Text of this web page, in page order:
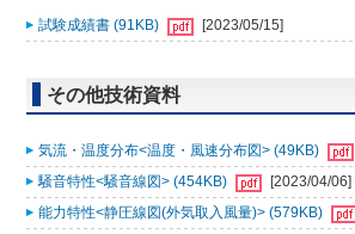
試験成績書 (91KB) [2023/05/15]
その他技術資料
気流・温度分布<温度・風速分布図> (49KB)
騒音特性<騒音線図> (454KB)
[2023/04/06]
能力特性<静圧線図(外気取入風量)> (579KB)